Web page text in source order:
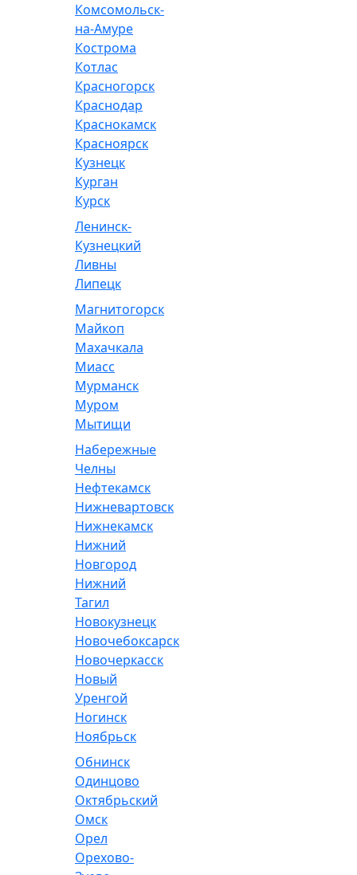
Комсомольск-
на-Амуре
Кострома
Котлас
Красногорск
Краснодар
Краснокамск
Красноярск
Кузнецк
Курган
Курск
Ленинск-
Кузнецкий
Ливны
Липецк
Магнитогорск
Майкоп
Махачкала
Миасс
Мурманск
Муром
Мытищи
Набережные
Челны
Нефтекамск
Нижневартовск
Нижнекамск
Нижний
Новгород
Нижний
Тагил
Новокузнецк
Новочебоксарск
Новочеркасск
Новый
Уренгой
Ногинск
Ноябрьск
Обнинск
Одинцово
Октябрьский
Омск
Орел
Орехово-